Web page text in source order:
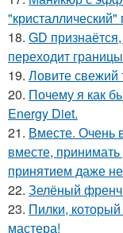
18. GD
переходит
19. Ловите свежий
20. Почему я как
Energy Diet.
21. Вместе. Очень
вместе,
принятием даже
22. Зелёный френч
23. Пилки,
мастера!